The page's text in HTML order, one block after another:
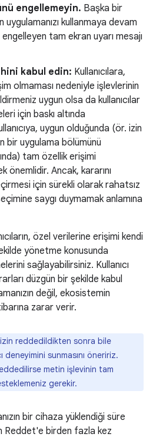
engellemeyin. Başka bir
uygulamanızı kullanmaya devam
tam ekran uyarı mesajı
kabul edin: Kullanıcılara,
olmaması nedeniyle işlevlerinin
uygun olsa da kullanıcılar
için baskı altında
uygun olduğunda (ör. izin
bir uygulama bölümünü
tam özellik erişimi
önemlidir. Ancak, kararını
için sürekli olarak rahatsız
saygı duymamak anlamına
özel verilerine erişimi kendi
yönetme konusunda
sağlayabilirsiniz. Kullanıcı
düzgün bir şekilde kabul
değil, ekosistemin
zarar verir.
izin reddedildikten sonra bile
deneyimini sunmasını öneririz.
metin işlevinin tam
gerekir.
bir cihaza yüklendiği süre
Reddet'e birden fazla kez